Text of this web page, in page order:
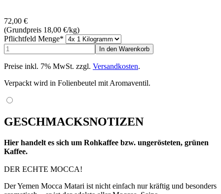
72,00 €
(Grundpreis 18,00 €/kg)
Pflichtfeld Menge*
Preise inkl. 7% MwSt. zzgl. Versandkosten.
Verpackt wird in Folienbeutel mit Aromaventil.
GESCHMACKSNOTIZEN
Hier handelt es sich um Rohkaffee bzw. ungerösteten, grünen
Kaffee.
DER ECHTE MOCCA!
Der Yemen Mocca Matari ist nicht einfach nur kräftig und besonders